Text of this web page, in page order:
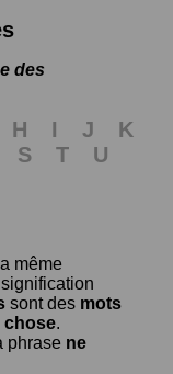
des
H I J
K
S T
U
même
sont des mots
chose.
phrase ne